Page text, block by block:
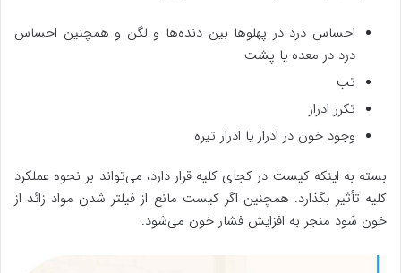
احساس درد در پهلوها بین دنده‌ها و لگن و همچنین احساس
درد در معده یا پشت
تب
تکرر ادرار
وجود خون در ادرار یا ادرار تیره
بسته به اینکه کیست در کجای کلیه قرار دارد، می‌تواند بر نحوه عملکرد
کلیه تأثیر بگذارد. همچنین اگر کیست مانع از فیلتر شدن مواد زائد از
خون شود منجر به افزایش فشار خون می‌شود.